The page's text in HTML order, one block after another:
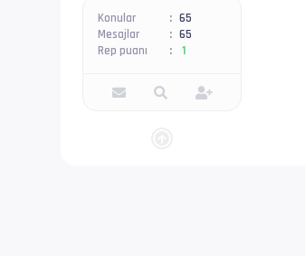
Konular
65
Mesajlar
65
Rep puanı
1